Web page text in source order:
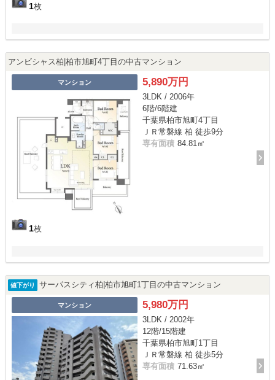
1枚
アンビシャス柏|柏市旭町4丁目の中古マンション
マンション
1枚
5,890万円
3LDK / 2006年
6階/6階建
千葉県柏市旭町4丁目
ＪＲ常磐線 柏 徒歩9分
専有面積 84.81㎡
値下がり サーパスシティ柏|柏市旭町1丁目の中古マンション
マンション 5,980万円
3LDK / 2002年
12階/15階建
千葉県柏市旭町1丁目
ＪＲ常磐線 柏 徒歩5分
専有面積 71.63㎡